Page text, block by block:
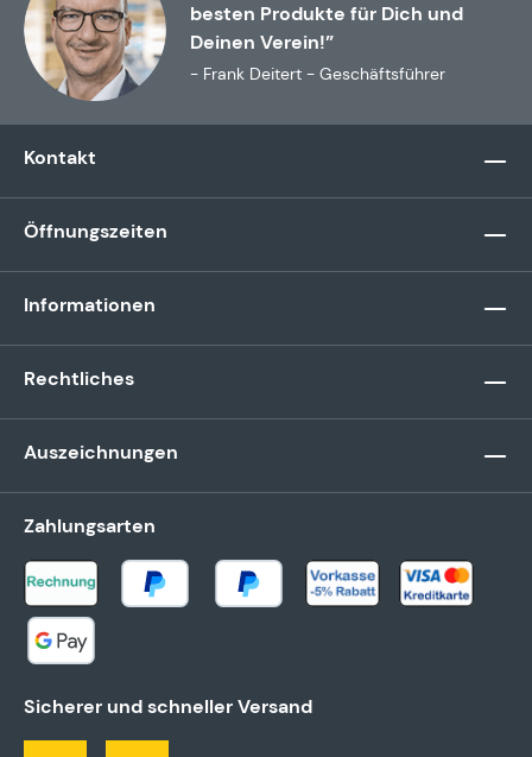
besten Produkte für Dich und
Deinen Verein!”
- Frank Deitert - Geschäftsführer
Kontakt
Öffnungszeiten
Informationen
Rechtliches
Auszeichnungen
Zahlungsarten
Sicherer und schneller Versand